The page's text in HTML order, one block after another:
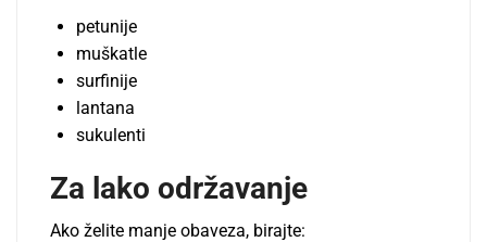
petunije
muškatle
surfinije
lantana
sukulenti
Za lako održavanje
Ako želite manje obaveza, birajte: